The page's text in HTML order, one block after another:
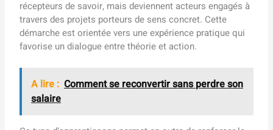
récepteurs de savoir, mais deviennent acteurs engagés à
travers des projets porteurs de sens concret. Cette
démarche est orientée vers une expérience pratique qui
favorise un dialogue entre théorie et action.
A lire : Comment se reconvertir sans perdre son
salaire